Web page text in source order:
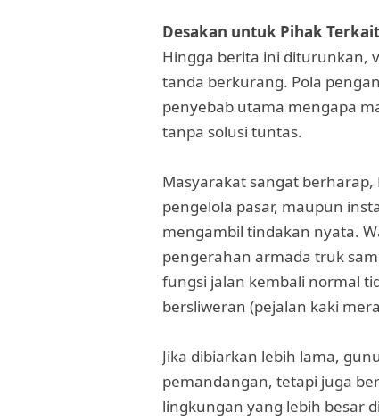
Desakan untuk Pihak Terkait
Hingga berita ini diturunkan,
tanda berkurang. Pola
penyebab utama mengapa
tanpa solusi tuntas.
Masyarakat sangat
pengelola pasar, maupun
mengambil tindakan nyata.
pengerahan armada truk
fungsi jalan kembali normal
bersliweran (pejalan kaki
Jika dibiarkan lebih lama,
pemandangan, tetapi juga
lingkungan yang lebih besar